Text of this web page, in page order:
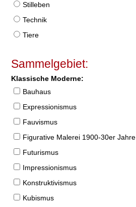
Stilleben
Technik
Tiere
Sammelgebiet:
Klassische Moderne:
Bauhaus
Expressionismus
Fauvismus
Figurative Malerei 1900-30er Jahre
Futurismus
Impressionismus
Konstruktivismus
Kubismus